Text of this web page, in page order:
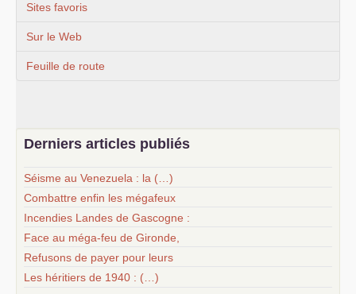
Sites favoris
Sur le Web
Feuille de route
Derniers articles publiés
Séisme au Venezuela : la (…)
Combattre enfin les mégafeux
Incendies Landes de Gascogne :
Face au méga-feu de Gironde,
Refusons de payer pour leurs
Les héritiers de 1940 : (…)